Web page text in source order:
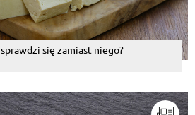
się zamiast niego?